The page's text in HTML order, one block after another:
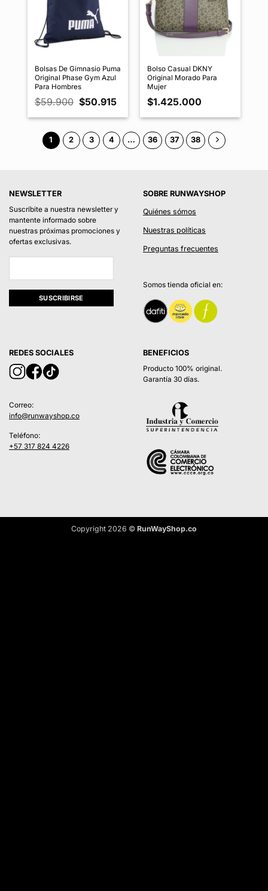
Bolsas De Gimnasio Puma
Original Phase Gym Azul
Para Hombres
$59.900 El
precio
original
era:
$59.900.
$50.915El
actual
es:
$50.915.
Bolso Casual DKNY
Original Morado Para
Mujer
$1.425.000
1 2 3 4 … 36 37 38
NEWSLETTER
Suscríbite a nuestra newsletter y
mantente informado sobre
nuestras próximas promociones y
ofertas exclusivas.
SOBRE RUNWAYSHOP
Quiénes sómos
Nuestras políticas
Preguntas frecuentes
Somos tienda oficial en:
REDES SOCIALES
Correo:
info@runwayshop.co
Teléfono:
+57 317 824 4226
BENEFICIOS
Producto 100% original.
Garantía 30 días.
Copyright 2026 © RunWayShop.co